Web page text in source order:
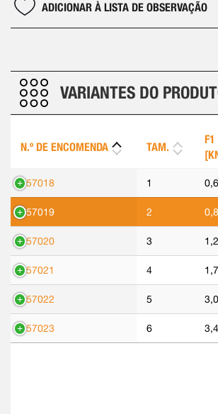
ADICIONAR À LISTA DE OBSERVAÇÃO
VARIANTES DO
N.º DE ENCOMENDA TAM.
F1
557018 1 0,6
557019 2 0,8
557020 3 1,2
557021 4 1,7
557022 5 3,0
557023 6 3,4